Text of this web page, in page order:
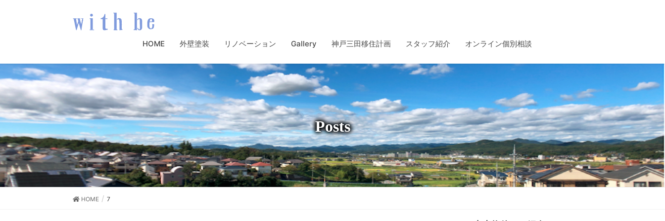
HOME 外壁塗装 リノベーション Gallery 神戸三田移住計画 スタッフ紹介 オンライン個別相談
Posts
HOME 7